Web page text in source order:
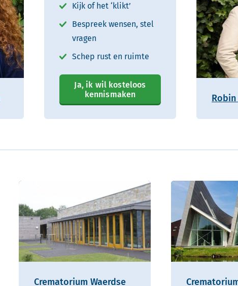
Kijk of het ‘klikt’
Bespreek wensen, stel
vragen
Schep rust en ruimte
Ja, ik wil kosteloos
kennismaken
Crematorium Waerdse